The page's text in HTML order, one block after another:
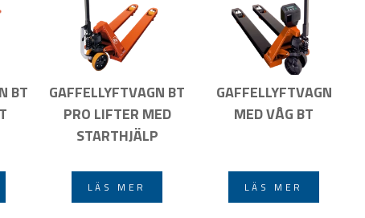
BT
GAFFELLYFTVAGN BT
PRO LIFTER MED
STARTHJÄLP
LÄS MER
GAFFELLYFTVAGN
MED VÅG BT
LÄS MER